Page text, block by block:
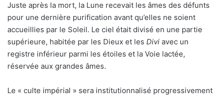
Juste après la mort, la Lune recevait les âmes des défunts
pour une dernière purification avant qu’elles ne soient
accueillies par le Soleil. Le ciel était divisé en une partie
supérieure, habitée par les Dieux et les Divi avec un
registre inférieur parmi les étoiles et la Voie lactée,
réservée aux grandes âmes.
Le « culte impérial » sera institutionnalisé progressivement